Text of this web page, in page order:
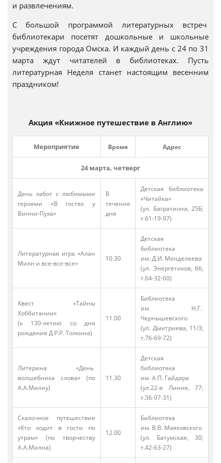
и развлечениям.
С большой программой литературных встреч
библиотекари посетят дошкольные и школьные
учреждения города Омска. И каждый день с 24 по 31
марта ждут читателей в библиотеках. Пусть
литературная Неделя станет настоящим весенним
праздником!
Акция «Книжное путешествие в Англию»
Мероприятие Время Адрес
24 марта, четверг
День забот с любимыми
героями «В гостях у
Винни-Пуха»
В
течение
дня
Детская библиотека
«Читайка»
(ул. Багратиона, 25Б;
т.61-19-97)
Литературная игра «Алан
Милн и все-все-все»
10.30
Детская
библиотека
им. Д.И. Менделеева
(ул. Энергетиков, 66;
т.64-32-60)
Квест «Тайны
Хоббитании»
(к 130-летию со дня
рождения Д.Р.Р. Толкина)
11.00
Библиотека
им. Н.Г.
Чернышевского
(ул. Дмитриева, 11/3;
т.76-69-72)
Литерина «День
волшебника слова» (по
А.А.Милну)
11.30
Детская
библиотека
им. А.П. Гайдара
(ул.22-я Линия, 77;
т.36-97-31)
Сказочное путешествие
«Кто ходит в гости по
утрам» (по творчеству
А.А.Милна)
12.00
Библиотека
им. В.В. Маяковского
(ул. Батумская, 30;
т.42-63-27)